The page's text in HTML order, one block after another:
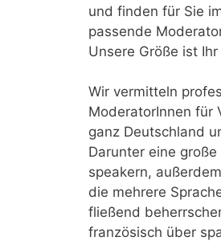
und finden für Sie
passende
Unsere Größe ist
Wir vermitteln
ModeratorInnen für
ganz Deutschland
Darunter eine
speakern,
die mehrere
fließend
französisch über